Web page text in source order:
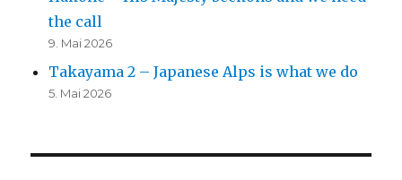
the call
9. Mai 2026
Takayama 2 – Japanese Alps is what we do
5. Mai 2026